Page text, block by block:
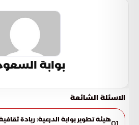
بوابة
الاسئلة الشائعة
هيئة تطوير بوابة الدرعية: ريادة